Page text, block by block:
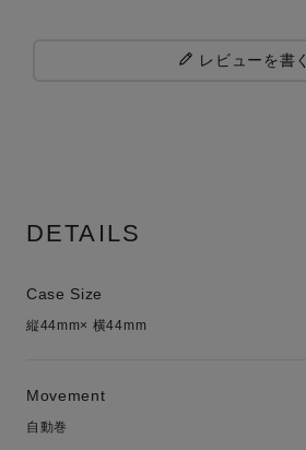
レビューを書く
DETAILS
Case Size
縦44mm× 横44mm
Movement
自動巻